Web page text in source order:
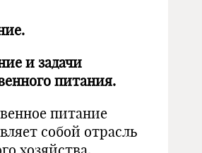
и задачи
питания.
питание
собой отрасль